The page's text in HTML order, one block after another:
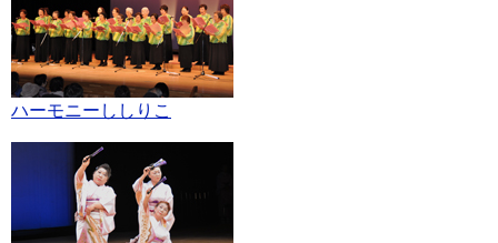
ハーモニーししりこ